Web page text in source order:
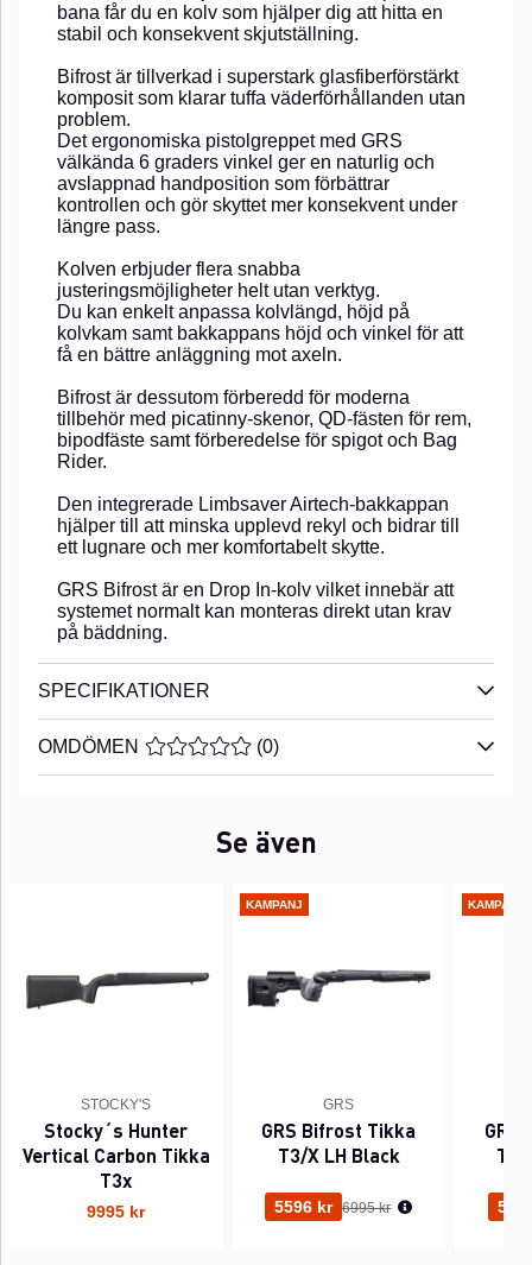
bana får du en kolv som hjälper dig att hitta en
stabil och konsekvent skjutställning.
Bifrost är tillverkad i superstark glasfiberförstärkt
komposit som klarar tuffa väderförhållanden utan
problem.
Det ergonomiska pistolgreppet med GRS
välkända 6 graders vinkel ger en naturlig och
avslappnad handposition som förbättrar
kontrollen och gör skyttet mer konsekvent under
längre pass.
Kolven erbjuder flera snabba
justeringsmöjligheter helt utan verktyg.
Du kan enkelt anpassa kolvlängd, höjd på
kolvkam samt bakkappans höjd och vinkel för att
få en bättre anläggning mot axeln.
Bifrost är dessutom förberedd för moderna
tillbehör med picatinny-skenor, QD-fästen för rem,
bipodfäste samt förberedelse för spigot och Bag
Rider.
Den integrerade Limbsaver Airtech-bakkappan
hjälper till att minska upplevd rekyl och bidrar till
ett lugnare och mer komfortabelt skytte.
GRS Bifrost är en Drop In-kolv vilket innebär att
systemet normalt kan monteras direkt utan krav
på bäddning.
SPECIFIKATIONER
OMDÖMEN MEDELBETYG 0 AV 5 ANTAL BETYG 0
(0)
Se även
STOCKY'S
Stocky´s Hunter
Vertical Carbon Tikka
T3x
9995 kr
KAMPANJ
GRS
GRS Bifrost Tikka
T3/X LH Black
5596 kr Ordinarie pris:
6995 kr
KAMPANJ
T3/